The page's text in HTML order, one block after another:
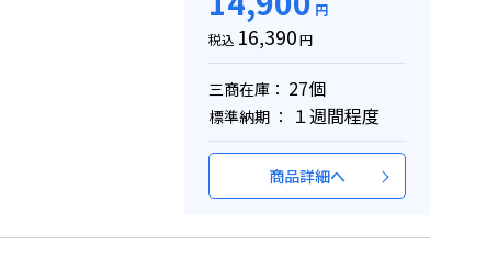
円
税込 16,390円
三商在庫： 27個
標準納期 ： １週間程度
商品詳細へ